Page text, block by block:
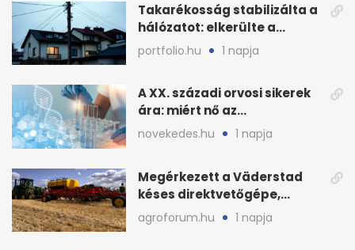
Takarékosság stabilizálta a
hálózatot: elkerülte a
sötétséget Magyarország
portfolio.hu 1 napja
A XX. századi orvosi sikerek
ára: miért nő az
egészségügy súlya?
novekedes.hu 1 napja
Megérkezett a Väderstad
késes direktvetőgépe,
bemutatón is látható
agroforum.hu 1 napja